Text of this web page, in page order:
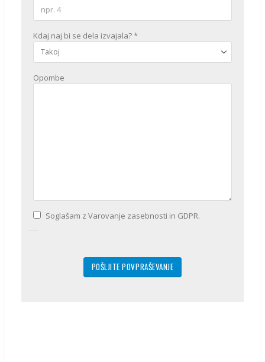
Kdaj naj bi se dela izvajala? *
Opombe
Soglašam z Varovanje zasebnosti in GDPR.